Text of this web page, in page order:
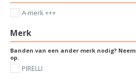
A-merk +++
Merk
Banden van een ander merk nodig? Neem
op.
PIRELLI